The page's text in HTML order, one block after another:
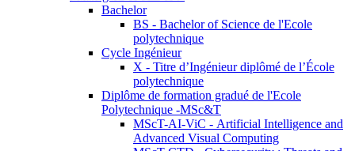
Bachelor
BS - Bachelor of Science de l'Ecole
polytechnique
Cycle Ingénieur
X - Titre d’Ingénieur diplômé de l’École
polytechnique
Diplôme de formation gradué de l'Ecole
Polytechnique -MSc&T
MScT-AI-ViC - Artificial Intelligence and
Advanced Visual Computing